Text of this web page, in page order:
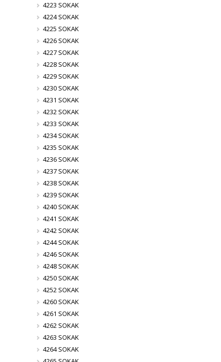
4223 SOKAK
4224 SOKAK
4225 SOKAK
4226 SOKAK
4227 SOKAK
4228 SOKAK
4229 SOKAK
4230 SOKAK
4231 SOKAK
4232 SOKAK
4233 SOKAK
4234 SOKAK
4235 SOKAK
4236 SOKAK
4237 SOKAK
4238 SOKAK
4239 SOKAK
4240 SOKAK
4241 SOKAK
4242 SOKAK
4244 SOKAK
4246 SOKAK
4248 SOKAK
4250 SOKAK
4252 SOKAK
4260 SOKAK
4261 SOKAK
4262 SOKAK
4263 SOKAK
4264 SOKAK